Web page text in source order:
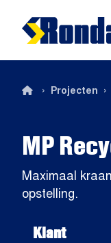
MP
Maximaal
opstelling.
› Projecten ›
Klant